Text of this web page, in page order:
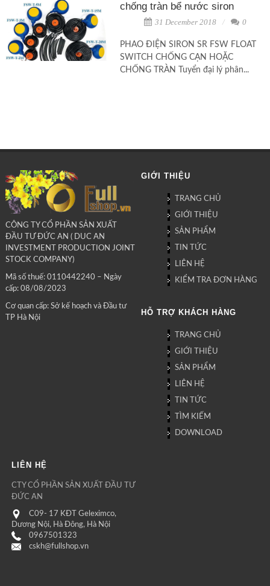
chống tràn bể nước siron
31 December 2018 0
PHAO ĐIỆN SIRON SR FSW FLOAT
SWITCH CHỐNG CẠN HOẶC
CHỐNG TRÀN Tuyển đại lý phân...
CÔNG TY CỔ PHẦN SẢN XUẤT
ĐẦU TƯ ĐỨC AN ( DUC AN
INVESTMENT PRODUCTION JOINT
STOCK COMPANY)
Mã số thuế: 0110442240 – Ngày
cấp: 08/08/2023
Cơ quan cấp: Sở kế hoạch và Đầu tư
TP Hà Nội
GIỚI THIỆU
TRANG CHỦ
GIỚI THIỆU
SẢN PHẨM
TIN TỨC
LIÊN HỆ
KIỂM TRA ĐƠN HÀNG
HỖ TRỢ KHÁCH HÀNG
TRANG CHỦ
GIỚI THIỆU
SẢN PHẨM
LIÊN HỆ
TIN TỨC
TÌM KIẾM
DOWNLOAD
LIÊN HỆ
CTY CỔ PHẦN SẢN XUẤT ĐẦU TƯ
ĐỨC AN
C09- 17 KĐT Geleximco,
Dương Nội, Hà Đông, Hà Nội
0967501323
cskh@fullshop.vn